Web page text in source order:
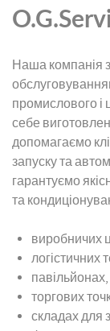
Наша компанія
промислового і
себе
допомагаємо
запуску та
гарантуємо
та
виробничих
логістичних
торгових
складах для